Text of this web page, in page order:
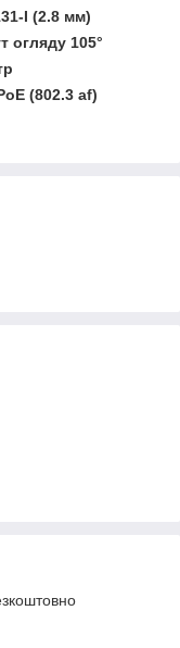
I (2.8 мм)
огляду 105°
(802.3 af)